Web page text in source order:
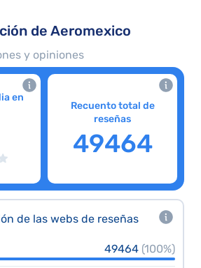
de Aeromexico
y opiniones
en
Recuento total de
reseñas
49464
de las webs de reseñas
49464 (100%)